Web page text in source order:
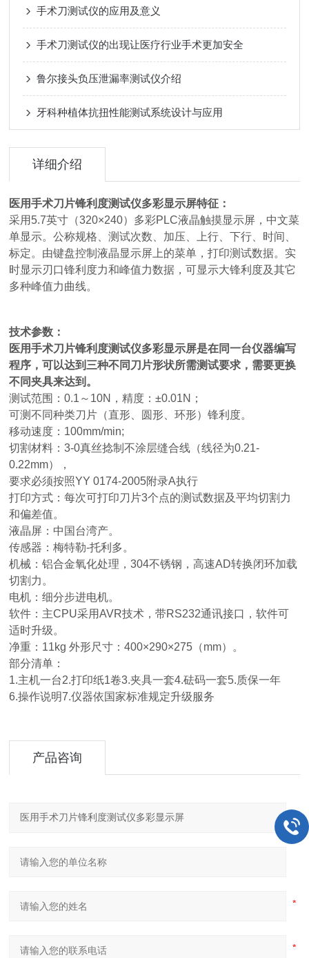
手术刀测试仪的应用及意义
手术刀测试仪的出现让医疗行业手术更加安全
鲁尔接头负压泄漏率测试仪介绍
牙科种植体抗扭性能测试系统设计与应用
详细介绍
医用手术刀片锋利度测试仪多彩显示屏特征：
采用5.7英寸（320×240）多彩PLC液晶触摸显示屏，中文菜
单显示。公称规格、测试次数、加压、上行、下行、时间、
标定。由键盘控制液晶显示屏上的菜单，打印测试数据。实
时显示刃口锋利度力和峰值力数据，可显示大锋利度及其它
多种峰值力曲线。
技术参数：
医用手术刀片锋利度测试仪多彩显示屏是在同一台仪器编写
程序，可以达到三种不同刀片形状所需测试要求，需要更换
不同夹具来达到。
测试范围：0.1～10N，精度：±0.01N；
可测不同种类刀片（直形、圆形、环形）锋利度。
移动速度：100mm/min;
切割材料：3-0真丝捻制不涂层缝合线（线径为0.21-
0.22mm），
要求必须按照YY 0174-2005附录A执行
打印方式：每次可打印刀片3个点的测试数据及平均切割力
和偏差值。
液晶屏：中国台湾产。
传感器：梅特勒-托利多。
机械：铝合金氧化处理，304不锈钢，高速AD转换闭环加载
切割力。
电机：细分步进电机。
软件：主CPU采用AVR技术，带RS232通讯接口，软件可
适时升级。
净重：11kg 外形尺寸：400×290×275（mm）。
部分清单：
1.主机一台2.打印纸1卷3.夹具一套4.砝码一套5.质保一年
6.操作说明7.仪器依国家标准规定升级服务
产品咨询